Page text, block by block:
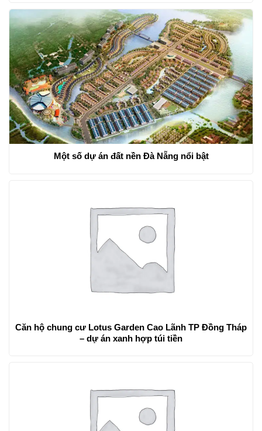
Một số dự án đất nền Đà Nẵng nổi bật
Căn hộ chung cư Lotus Garden Cao Lãnh TP Đồng Tháp
– dự án xanh hợp túi tiền